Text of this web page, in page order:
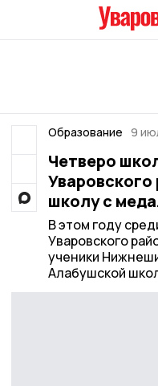
Образование 9
Четверо
школу с
В этом году
Уваровского
ученики
Алабушской